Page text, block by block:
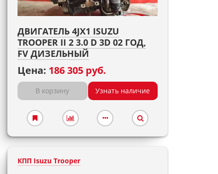
ДВИГАТЕЛЬ 4JX1 ISUZU
TROOPER II 2 3.0 D 3D 02 ГОД,
FV ДИЗЕЛЬНЫЙ
Цена: 186 305 руб.
В корзину Узнать наличие
КПП Isuzu Trooper